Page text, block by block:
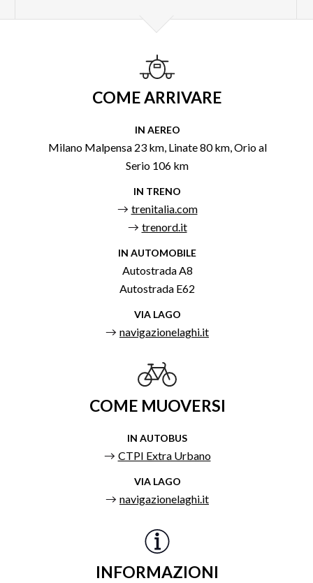
COME ARRIVARE
IN AEREO
Milano Malpensa 23 km, Linate 80 km, Orio al
Serio 106 km
IN TRENO
trenitalia.com
trenord.it
IN AUTOMOBILE
Autostrada A8
Autostrada E62
VIA LAGO
navigazionelaghi.it
COME MUOVERSI
IN AUTOBUS
CTPI Extra Urbano
VIA LAGO
navigazionelaghi.it
INFORMAZIONI